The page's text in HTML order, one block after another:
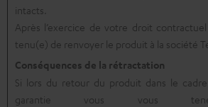
intacts.
Après l’exercice de votre droit
tenu(e) de renvoyer le produit à la société
Conséquences de la rétractation
Si lors du retour du produit dans le
garantie vous vous